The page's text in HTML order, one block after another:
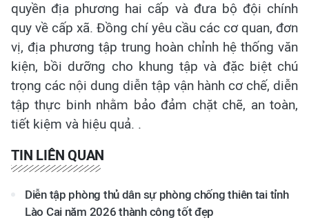
quyền địa phương hai cấp và đưa bộ đội chính
quy về cấp xã. Đồng chí yêu cầu các cơ quan, đơn
vị, địa phương tập trung hoàn chỉnh hệ thống văn
kiện, bồi dưỡng cho khung tập và đặc biệt chú
trọng các nội dung diễn tập vận hành cơ chế, diễn
tập thực binh nhằm bảo đảm chặt chẽ, an toàn,
tiết kiệm và hiệu quả. .
TIN LIÊN QUAN
Diễn tập phòng thủ dân sự phòng chống thiên tai tỉnh
Lào Cai năm 2026 thành công tốt đẹp